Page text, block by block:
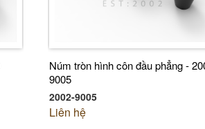
Núm tròn hình côn đầu phẳng -
9005
2002-9005
Liên hệ